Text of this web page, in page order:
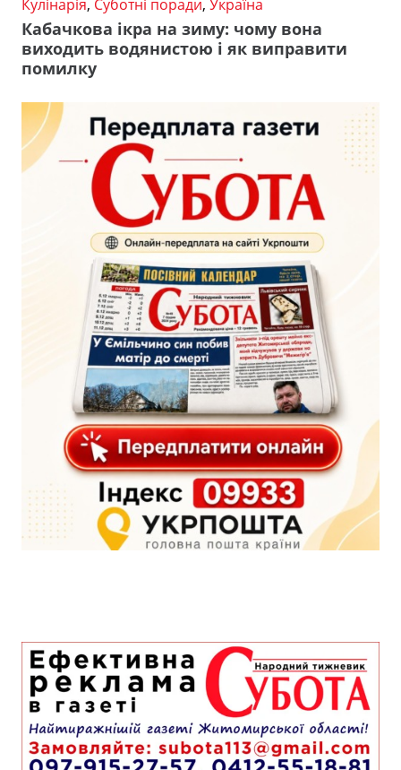
Кулінарія, Суботні поради, Україна
Кабачкова ікра на зиму: чому вона
виходить водянистою і як виправити
помилку